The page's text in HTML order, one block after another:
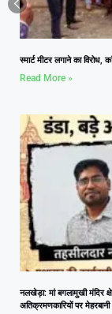
स्मार्ट मीटर लगाने का विरोध,
Read More »
नलखेड़ा: मां बगलामुखी मंदिर
अतिक्रमणकारियों पर मेहरबानी